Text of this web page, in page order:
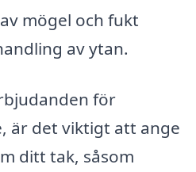
mögel och fukt
av ytan.
för
är det viktigt att ange
ditt tak, såsom